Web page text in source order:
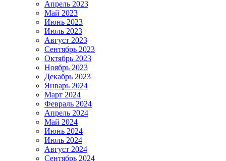
Апрель 2023
Май 2023
Июнь 2023
Июль 2023
Август 2023
Сентябрь 2023
Октябрь 2023
Ноябрь 2023
Декабрь 2023
Январь 2024
Март 2024
Февраль 2024
Апрель 2024
Май 2024
Июнь 2024
Июль 2024
Август 2024
Сентябрь 2024